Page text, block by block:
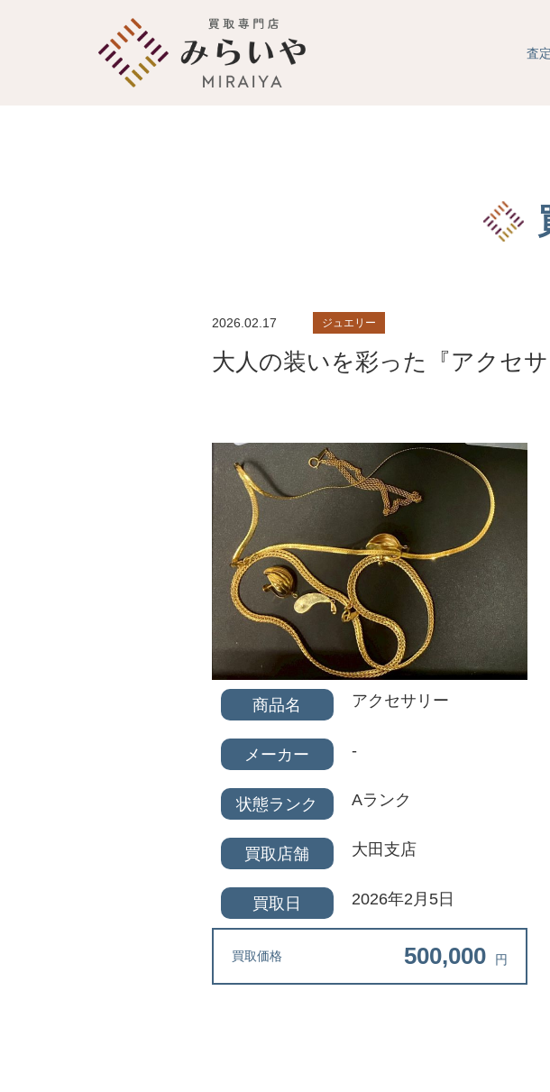
査
2026.02.17 ジュエリー
大人の装いを彩った『アクセ
商品名 アクセサリー
メーカー -
状態ランク Aランク
買取店舗 大田支店
買取日 2026年2月5日
買取価格 500,000 円